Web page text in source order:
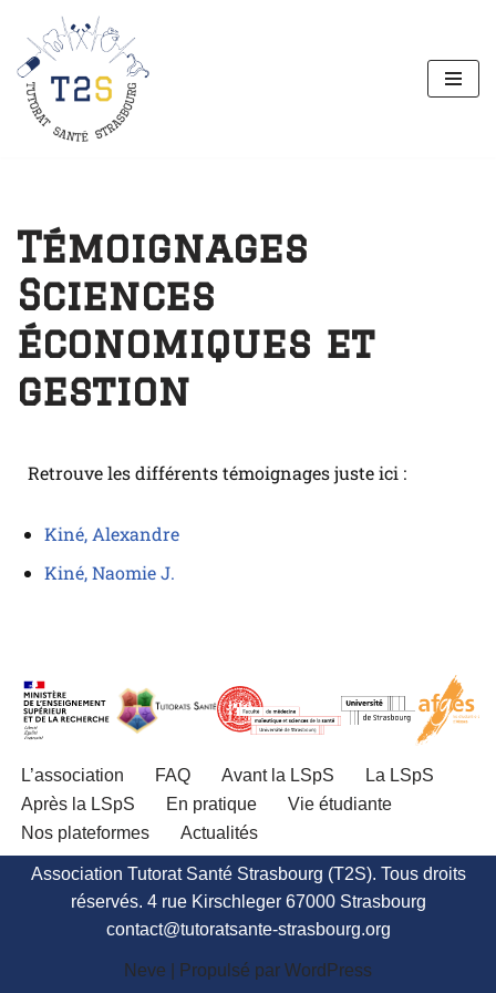
Aller
au
contenu
Témoignages
Sciences
économiques et
gestion
Retrouve les différents témoignages juste ici :
Kiné, Alexandre
Kiné, Naomie J.
L’association FAQ Avant la LSpS
La LSpS
Après la LSpS
En pratique
Vie étudiante
Nos plateformes
Actualités
Association Tutorat Santé Strasbourg (T2S). Tous droits
réservés. 4 rue Kirschleger 67000 Strasbourg
contact@tutoratsante-strasbourg.org
Neve | Propulsé par WordPress